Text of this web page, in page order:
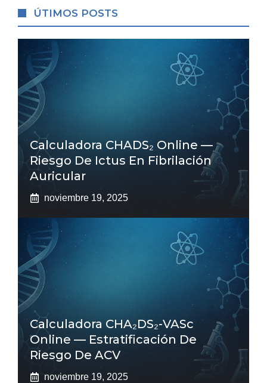
ÚTIMOS POSTS
Calculadora CHADS₂ Online —
Riesgo De Ictus En Fibrilación
Auricular
noviembre 19, 2025
Calculadora CHA₂DS₂-VASc
Online — Estratificación De
Riesgo De ACV
noviembre 19, 2025